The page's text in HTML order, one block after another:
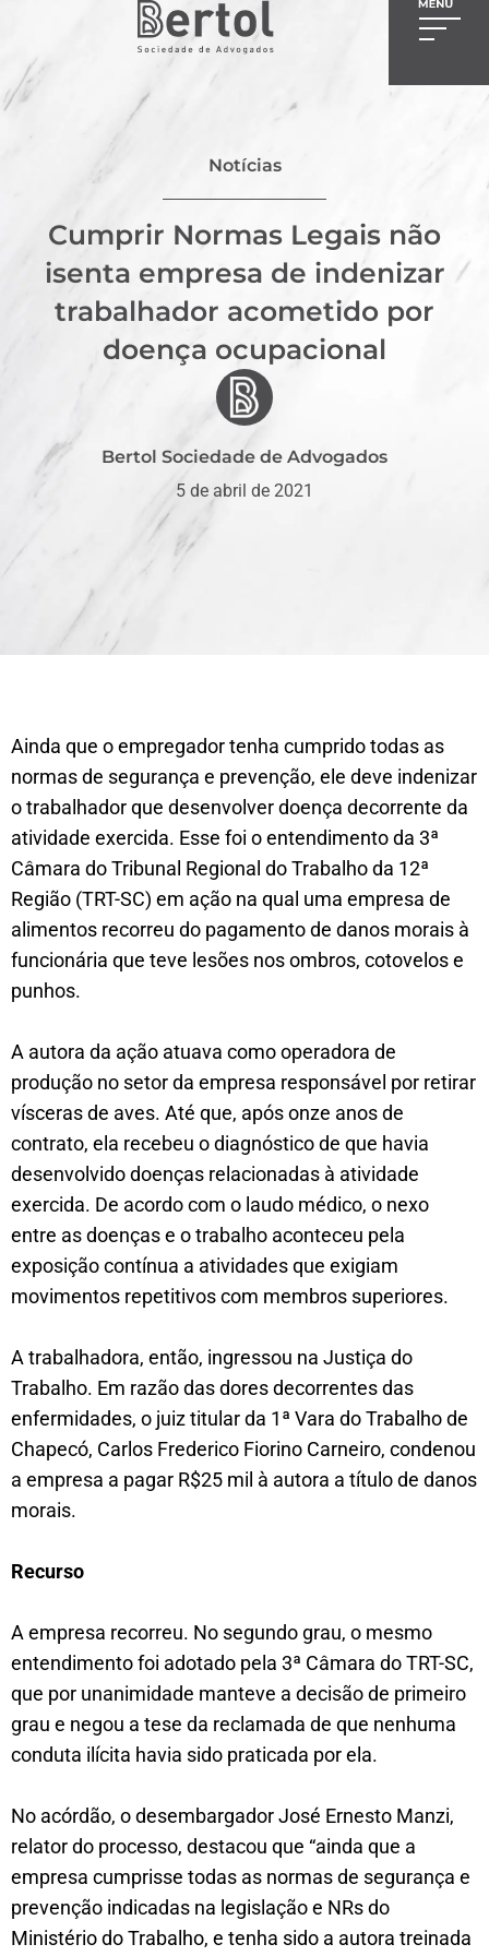
Notícias
Cumprir Normas Legais não
isenta empresa de indenizar
trabalhador acometido por
doença ocupacional
Bertol Sociedade de Advogados
5 de abril de 2021
Ainda que o empregador tenha cumprido todas as
normas de segurança e prevenção, ele deve indenizar
o trabalhador que desenvolver doença decorrente da
atividade exercida. Esse foi o entendimento da 3ª
Câmara do Tribunal Regional do Trabalho da 12ª
Região (TRT-SC) em ação na qual uma empresa de
alimentos recorreu do pagamento de danos morais à
funcionária que teve lesões nos ombros, cotovelos e
punhos.
A autora da ação atuava como operadora de
produção no setor da empresa responsável por retirar
vísceras de aves. Até que, após onze anos de
contrato, ela recebeu o diagnóstico de que havia
desenvolvido doenças relacionadas à atividade
exercida. De acordo com o laudo médico, o nexo
entre as doenças e o trabalho aconteceu pela
exposição contínua a atividades que exigiam
movimentos repetitivos com membros superiores.
A trabalhadora, então, ingressou na Justiça do
Trabalho. Em razão das dores decorrentes das
enfermidades, o juiz titular da 1ª Vara do Trabalho de
Chapecó, Carlos Frederico Fiorino Carneiro, condenou
a empresa a pagar R$25 mil à autora a título de danos
morais.
Recurso
A empresa recorreu. No segundo grau, o mesmo
entendimento foi adotado pela 3ª Câmara do TRT-SC,
que por unanimidade manteve a decisão de primeiro
grau e negou a tese da reclamada de que nenhuma
conduta ilícita havia sido praticada por ela.
No acórdão, o desembargador José Ernesto Manzi,
relator do processo, destacou que “ainda que a
empresa cumprisse todas as normas de segurança e
prevenção indicadas na legislação e NRs do
Ministério do Trabalho, e tenha sido a autora treinada